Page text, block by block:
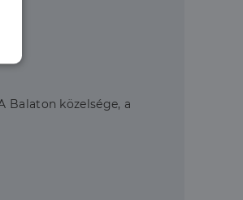
Balaton közelsége, a